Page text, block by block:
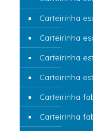
Carteirinha
Carteirinha
Carteirinha
Carteirinha
Carteirinha
Carteirinha